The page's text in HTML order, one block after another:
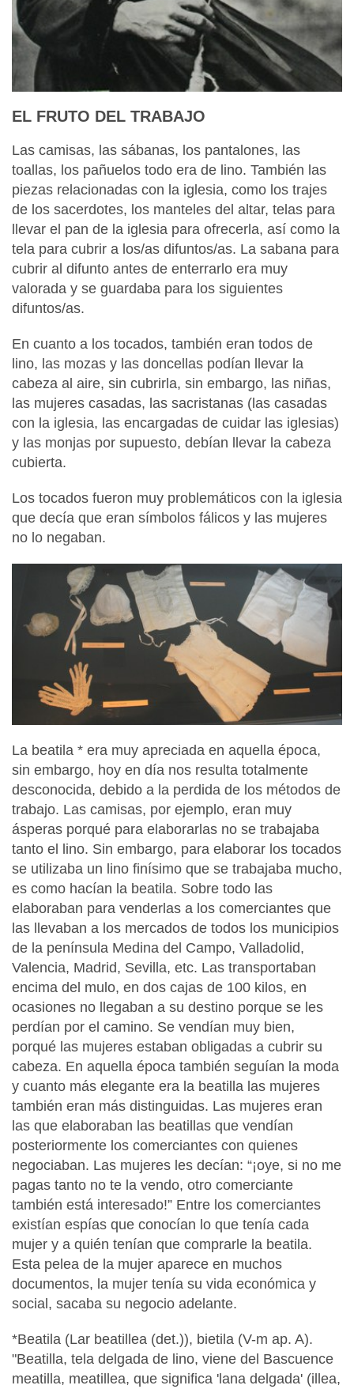
EL FRUTO DEL TRABAJO
Las camisas, las sábanas, los pantalones, las
toallas, los pañuelos todo era de lino. También las
piezas relacionadas con la iglesia, como los trajes
de los sacerdotes, los manteles del altar, telas para
llevar el pan de la iglesia para ofrecerla, así como la
tela para cubrir a los/as difuntos/as. La sabana para
cubrir al difunto antes de enterrarlo era muy
valorada y se guardaba para los siguientes
difuntos/as.
En cuanto a los tocados, también eran todos de
lino, las mozas y las doncellas podían llevar la
cabeza al aire, sin cubrirla, sin embargo, las niñas,
las mujeres casadas, las sacristanas (las casadas
con la iglesia, las encargadas de cuidar las iglesias)
y las monjas por supuesto, debían llevar la cabeza
cubierta.
Los tocados fueron muy problemáticos con la iglesia
que decía que eran símbolos fálicos y las mujeres
no lo negaban.
La beatila * era muy apreciada en aquella época,
sin embargo, hoy en día nos resulta totalmente
desconocida, debido a la perdida de los métodos de
trabajo. Las camisas, por ejemplo, eran muy
ásperas porqué para elaborarlas no se trabajaba
tanto el lino. Sin embargo, para elaborar los tocados
se utilizaba un lino finísimo que se trabajaba mucho,
es como hacían la beatila. Sobre todo las
elaboraban para venderlas a los comerciantes que
las llevaban a los mercados de todos los municipios
de la península Medina del Campo, Valladolid,
Valencia, Madrid, Sevilla, etc. Las transportaban
encima del mulo, en dos cajas de 100 kilos, en
ocasiones no llegaban a su destino porque se les
perdían por el camino. Se vendían muy bien,
porqué las mujeres estaban obligadas a cubrir su
cabeza. En aquella época también seguían la moda
y cuanto más elegante era la beatilla las mujeres
también eran más distinguidas. Las mujeres eran
las que elaboraban las beatillas que vendían
posteriormente los comerciantes con quienes
negociaban. Las mujeres les decían: “¡oye, si no me
pagas tanto no te la vendo, otro comerciante
también está interesado!” Entre los comerciantes
existían espías que conocían lo que tenía cada
mujer y a quién tenían que comprarle la beatila.
Esta pelea de la mujer aparece en muchos
documentos, la mujer tenía su vida económica y
social, sacaba su negocio adelante.
*Beatila (Lar beatillea (det.)), bietila (V-m ap. A).
"Beatilla, tela delgada de lino, viene del Bascuence
meatilla, meatillea, que significa 'lana delgada' (illea,